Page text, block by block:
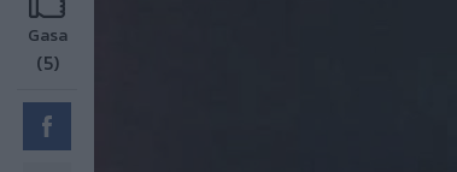
Gasa
(5)